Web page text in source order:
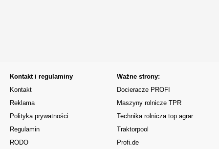
Kontakt i regulaminy
Kontakt
Reklama
Polityka prywatności
Regulamin
RODO
Ważne strony:
Docieracze PROFI
Maszyny rolnicze TPR
Technika rolnicza top agrar
Traktorpool
Profi.de